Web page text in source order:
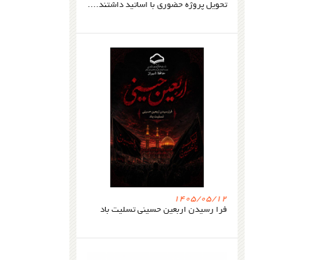
تحویل پروژه حضوری با اساتید داشتند....
1405/05/12
فرا رسیدن اربعین حسینی تسلیت باد